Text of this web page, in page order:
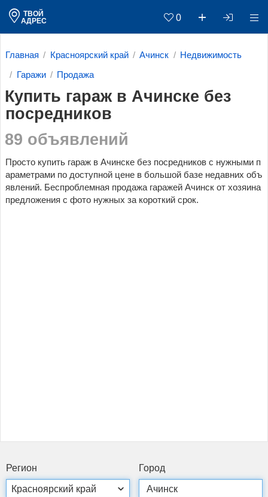
ТВОЙ
АДРЕС
0
Главная Красноярский край Ачинск Недвижимость
Гаражи Продажа
Купить гараж в Ачинске без
посредников
89 объявлений
Просто купить гараж в Ачинске без посредников c нужными п
араметрами по доступной цене в большой базе недавних объ
явлений. Беспроблемная продажа гаражей Ачинск от хозяина
предложения с фото нужных за короткий срок.
Ре­ги­он Го­род